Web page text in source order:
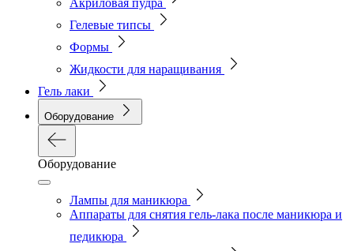
Акриловая пудра
Гелевые типсы
Формы
Жидкости для наращивания
Гель лаки
Оборудование
Оборудование
Лампы для маникюра
Аппараты для снятия гель-лака после маникюра и
педикюра